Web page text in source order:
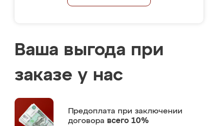
Ваша выгода при
заказе у нас
Предоплата при заключении
договора всего 10%